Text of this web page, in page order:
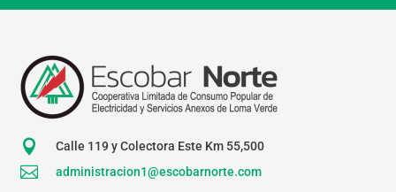
 Calle 119 y Colectora Este Km 55,500
 administracion1@escobarnorte.com